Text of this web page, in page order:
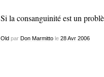
Si la consanguinité est un
Oldpar Don Marmittole 28 Avr 2006